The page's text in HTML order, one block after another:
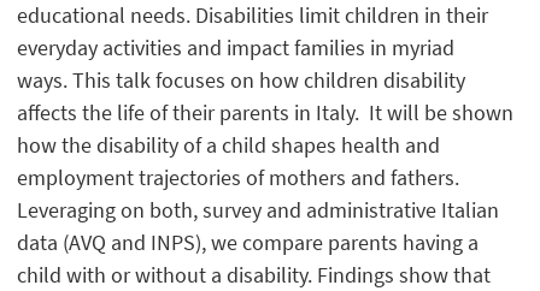
educational needs. Disabilities limit children in their
everyday activities and impact families in myriad
ways. This talk focuses on how children disability
affects the life of their parents in Italy. It will be shown
how the disability of a child shapes health and
employment trajectories of mothers and fathers.
Leveraging on both, survey and administrative Italian
data (AVQ and INPS), we compare parents having a
child with or without a disability. Findings show that